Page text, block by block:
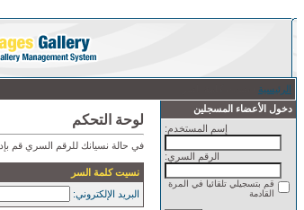
الرئيسية
دخول الأعضاء المسجلين
إسم المستخدم:
الرقم السري:
قم بتسجيلي تلقائيا في المرة
القادمة
لوحة التحكم
في حالة نسيانك للرقم السري قم
نسيت كلمة السر
البريد الإلكتروني: